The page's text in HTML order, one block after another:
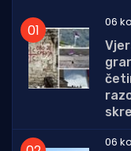
06
06